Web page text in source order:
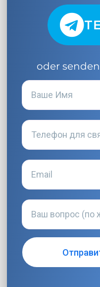
oder